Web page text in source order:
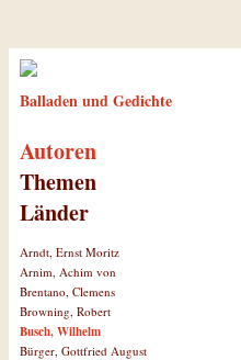
Balladen und Gedichte
Autoren
Themen
Länder
Arndt, Ernst Moritz
Arnim, Achim von
Brentano, Clemens
Browning, Robert
Busch, Wilhelm
Bürger, Gottfried August